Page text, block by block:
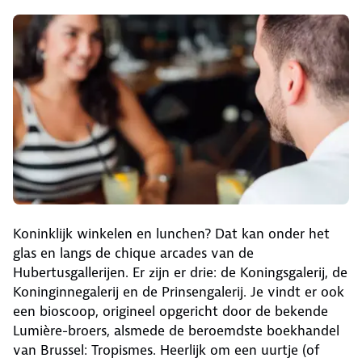
Koninklijk winkelen en lunchen? Dat kan onder het
glas en langs de chique arcades van de
Hubertusgallerijen. Er zijn er drie: de Koningsgalerij, de
Koninginnegalerij en de Prinsengalerij. Je vindt er ook
een bioscoop, origineel opgericht door de bekende
Lumière-broers, alsmede de beroemdste boekhandel
van Brussel: Tropismes. Heerlijk om een uurtje (of